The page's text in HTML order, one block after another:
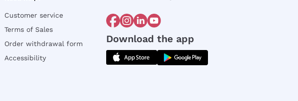
Customer service
Terms of Sales
Order withdrawal form
Accessibility
Download the app